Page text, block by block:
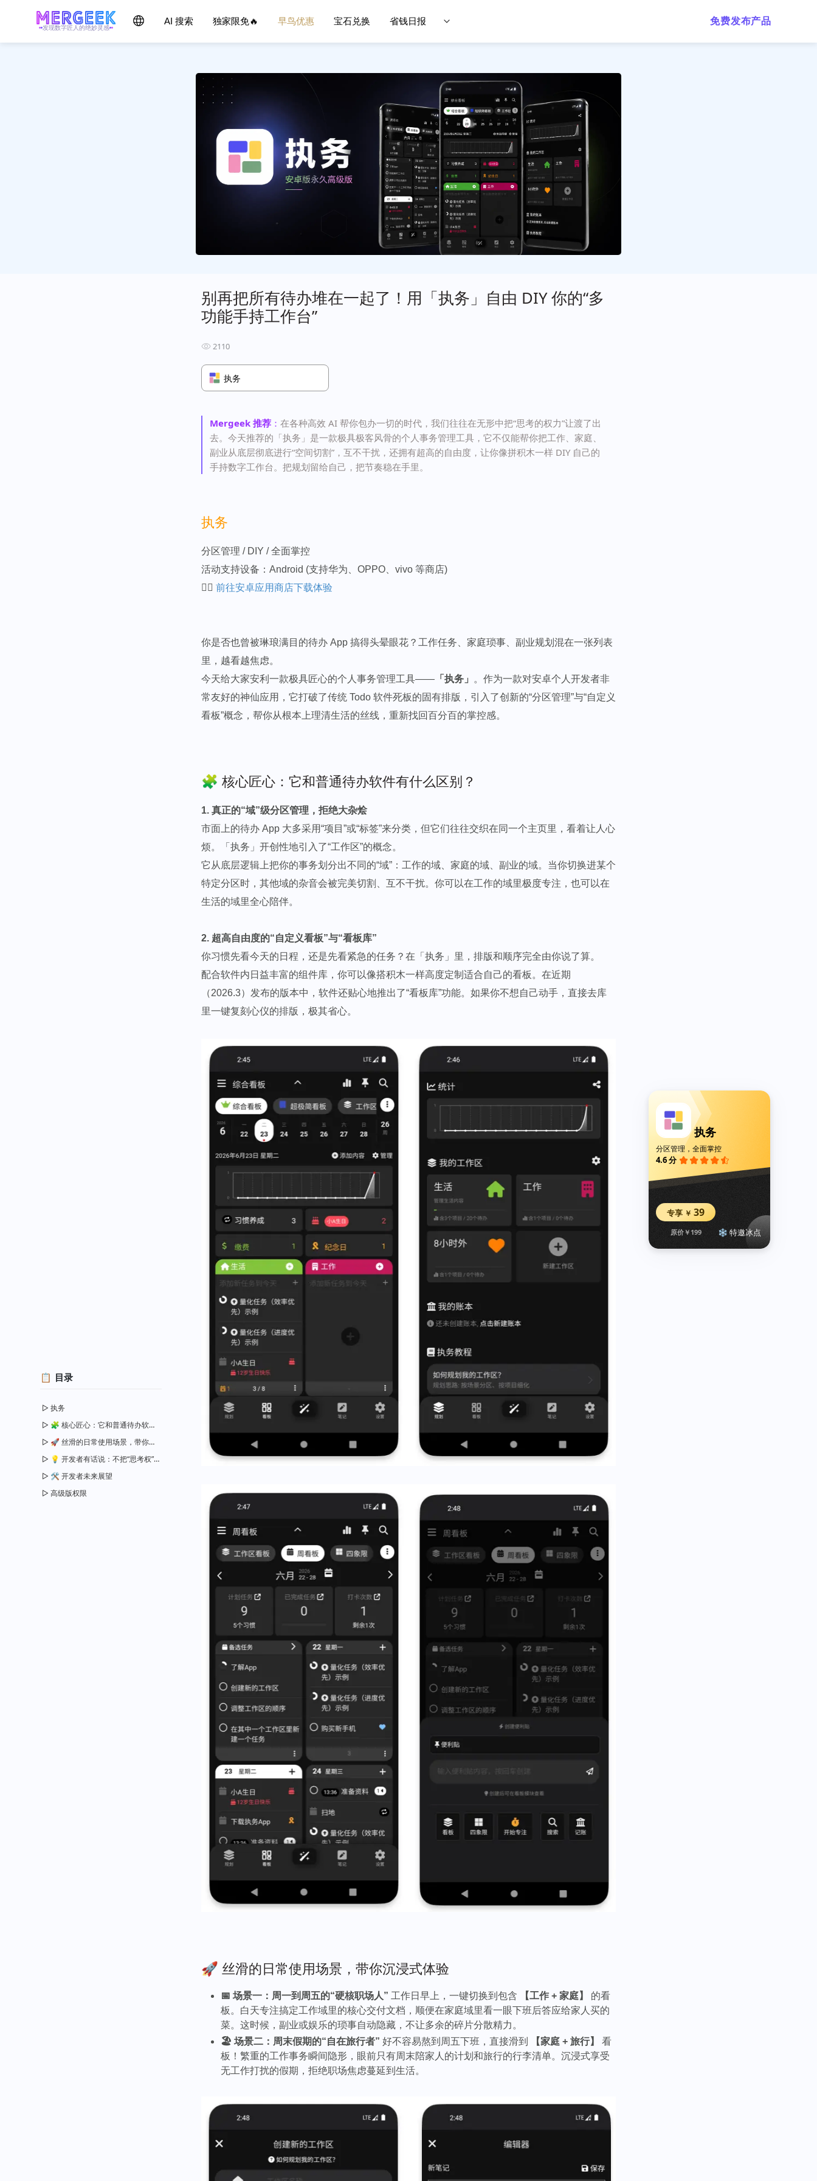
发现数字匠人的绝妙灵感
AI 搜索 独家限免🔥 早鸟优惠 宝石兑换 省钱日报 免费发布产品
目录
执务
🧩 核心匠心：它和普通待办软件有什么区别？
🚀 丝滑的日常使用场景，带你沉浸式体验
💡 开发者有话说：不把“思考权”让给 AI
🛠️ 开发者未来展望
高级版权限
别再把所有待办堆在一起了！用「执务」自由 DIY 你的“多
功能手持工作台”
2110
执务
Mergeek 推荐： 在各种高效 AI 帮你包办一切的时代，我们往往在无形中把“思考的权力”让渡了出
去。今天推荐的「执务」是一款极具极客风骨的个人事务管理工具，它不仅能帮你把工作、家庭、
副业从底层彻底进行“空间切割”，互不干扰，还拥有超高的自由度，让你像拼积木一样 DIY 自己的
手持数字工作台。把规划留给自己，把节奏稳在手里。
执务
分区管理 / DIY / 全面掌控
活动支持设备：Android (支持华为、OPPO、vivo 等商店)
👉🏻 前往安卓应用商店下载体验
你是否也曾被琳琅满目的待办 App 搞得头晕眼花？工作任务、家庭琐事、副业规划混在一张列表
里，越看越焦虑。
今天给大家安利一款极具匠心的个人事务管理工具——「执务」
。作为一款对安卓个人开发者非
常友好的神仙应用，它打破了传统 Todo 软件死板的固有排版，引入了创新的“分区管理”与“自定义
看板”概念，帮你从根本上理清生活的丝线，重新找回百分百的掌控感。
🧩 核心匠心：它和普通待办软件有什么区别？
1. 真正的“域”级分区管理，拒绝大杂烩
市面上的待办 App 大多采用“项目”或“标签”来分类，但它们往往交织在同一个主页里，看着让人心
烦。「执务」开创性地引入了“工作区”的概念。
它从底层逻辑上把你的事务划分出不同的“域”：工作的域、家庭的域、副业的域。当你切换进某个
特定分区时，其他域的杂音会被完美切割、互不干扰。你可以在工作的域里极度专注，也可以在
生活的域里全心陪伴。
2. 超高自由度的“自定义看板”与“看板库”
你习惯先看今天的日程，还是先看紧急的任务？在「执务」里，排版和顺序完全由你说了算。
配合软件内日益丰富的组件库，你可以像搭积木一样高度定制适合自己的看板。在近期
（2026.3）发布的版本中，软件还贴心地推出了“看板库”功能。如果你不想自己动手，直接去库
里一键复刻心仪的排版，极其省心。
🚀 丝滑的日常使用场景，带你沉浸式体验
📅 场景一：周一到周五的“硬核职场人” 工作日早上，一键切换到包含 【工作 + 家庭】
的看
板。白天专注搞定工作域里的核心交付文档，顺便在家庭域里看一眼下班后答应给家人买的
菜。这时候，副业或娱乐的琐事自动隐藏，不让多余的碎片分散精力。
🏖️ 场景二：周末假期的“自在旅行者” 好不容易熬到周五下班，直接滑到 【家庭 + 旅行】
看
板！繁重的工作事务瞬间隐形，眼前只有周末陪家人的计划和旅行的行李清单。沉浸式享受
无工作打扰的假期，拒绝职场焦虑蔓延到生活。
执务
分区管理，全面掌控
4.6 分
专享 ￥ 39
原价￥199 ❄️ 特邀冰点